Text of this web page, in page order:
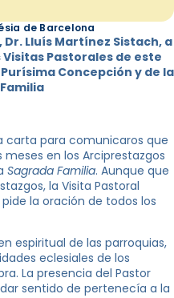
de Barcelona
Lluís Martínez Sistach, a
Pastorales de este
Concepción y de la
carta para comunicaros que
meses en los Arciprestazgos
Sagrada Familia. Aunque que
la Visita Pastoral
la oración de todos los
espiritual de las parroquias,
eclesiales de los
La presencia del Pastor
sentido de pertenecía a la